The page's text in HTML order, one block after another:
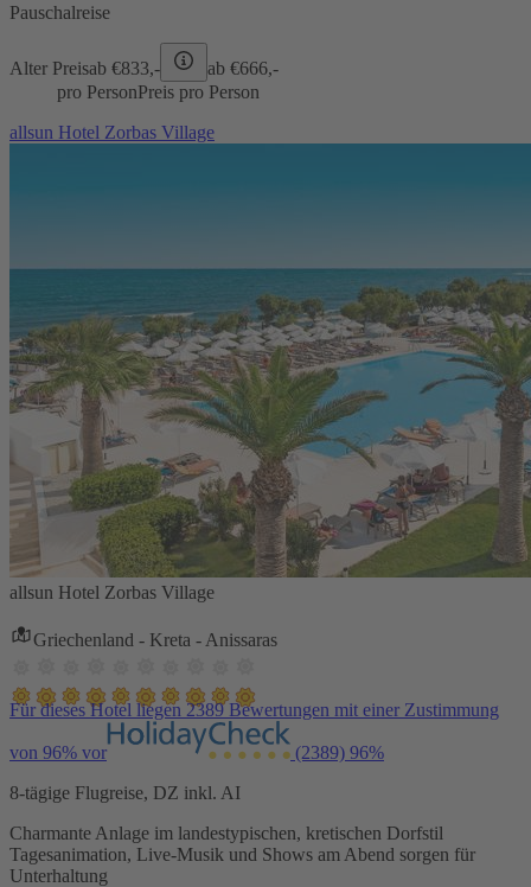
Pauschalreise
Alter Preisab €833,- ab €666,-
pro PersonPreis pro Person
allsun Hotel Zorbas Village
allsun Hotel Zorbas Village
Griechenland - Kreta - Anissaras
Für dieses Hotel liegen 2389 Bewertungen mit einer Zustimmung
von 96% vor (2389) 96%
8-tägige Flugreise, DZ inkl. AI
Charmante Anlage im landestypischen, kretischen Dorfstil
Tagesanimation, Live-Musik und Shows am Abend sorgen für
Unterhaltung